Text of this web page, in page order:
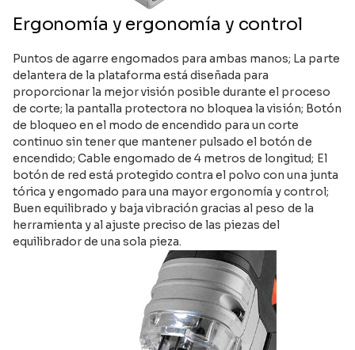
Ergonomía y ergonomía y control
Puntos de agarre engomados para ambas manos; La parte
delantera de la plataforma está diseñada para
proporcionar la mejor visión posible durante el proceso
de corte; la pantalla protectora no bloquea la visión; Botón
de bloqueo en el modo de encendido para un corte
continuo sin tener que mantener pulsado el botón de
encendido; Cable engomado de 4 metros de longitud; El
botón de red está protegido contra el polvo con una junta
tórica y engomado para una mayor ergonomía y control;
Buen equilibrado y baja vibración gracias al peso de la
herramienta y al ajuste preciso de las piezas del
equilibrador de una sola pieza.